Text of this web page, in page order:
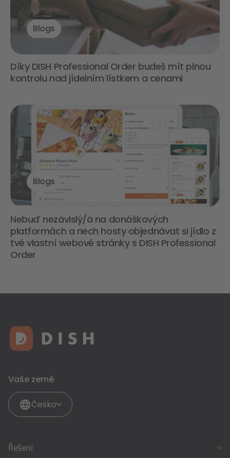
Blogs
Díky DISH Professional Order budeš mít plnou
kontrolu nad jídelním lístkem a cenami
Blogs
Nebuď nezávislý/á na donáškových
platformách a nech hosty objednávat si jídlo z
tvé vlastní webové stránky s DISH Professional
Order
Vaše země
Česko
Řešení